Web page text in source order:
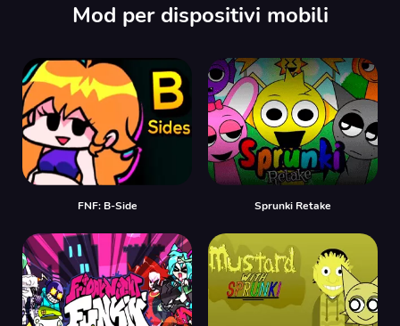
Mod per dispositivi mobili
FNF: B-Side Sprunki Retake